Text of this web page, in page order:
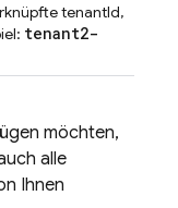
tenantId,
tenant2-
möchten,
alle
Ihnen